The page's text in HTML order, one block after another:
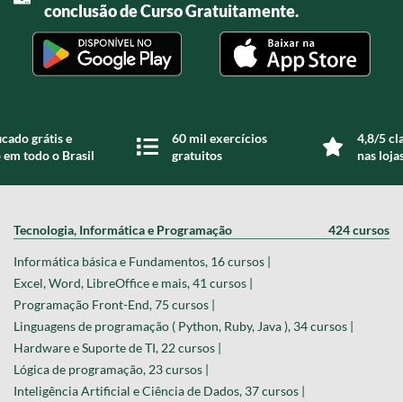
conclusão de Curso Gratuitamente.
grátis e
todo o Brasil
60 mil exercícios
gratuitos
4,8/5
nas
Tecnologia, Informática e Programação 424 cursos
Informática básica e Fundamentos, 16 cursos |
Excel, Word, LibreOffice e mais, 41 cursos |
Programação Front-End, 75 cursos |
Linguagens de programação ( Python, Ruby, Java ), 34 cursos |
Hardware e Suporte de TI, 22 cursos |
Lógica de programação, 23 cursos |
Inteligência Artificial e Ciência de Dados, 37 cursos |